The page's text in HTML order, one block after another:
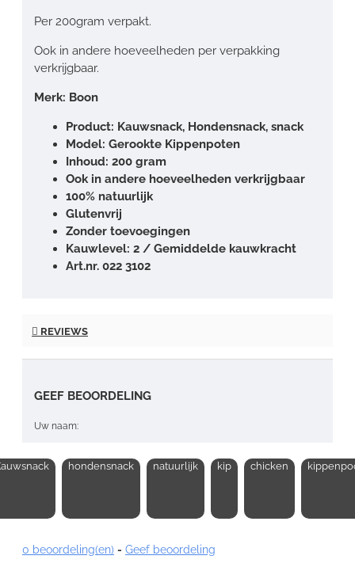
Per 200gram verpakt.
Ook in andere hoeveelheden per verpakking
verkrijgbaar.
Merk: Boon
Product: Kauwsnack, Hondensnack, snack
Model: Gerookte Kippenpoten
Inhoud: 200 gram
Ook in andere hoeveelheden verkrijgbaar
100% natuurlijk
Glutenvrij
Zonder toevoegingen
Kauwlevel: 2 / Gemiddelde kauwkracht
Art.nr. 022 3102
REVIEWS
GEEF BEOORDELING
Uw naam:
hondensnack natuurlijk kip chicken
0 beoordeling(en) - Geef beoordeling